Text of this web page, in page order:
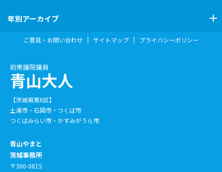
年別アーカイブ
前衆議院議員
青山大人
【茨城県第6区】
土浦市・石岡市・つくば市
つくばみらい市・かすみがうら市
青山やまと
茨城事務所
〒300-0815
ご意見・お問い合わせ サイトマップ プライバシーポリシー